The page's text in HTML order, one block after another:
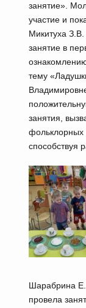
занятие».
участие и
Микитуха
занятие в
тему
занятия,
фольклорных
способствуя
Шарабрина
провела